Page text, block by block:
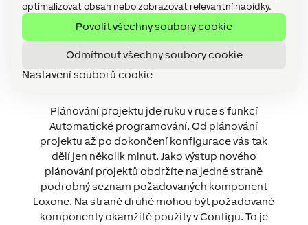
optimalizovat obsah nebo zobrazovat relevantní nabídky.
Povolit všechny soubory cookie
Odmítnout všechny soubory cookie
Nastavení souborů cookie
Nejlepší konfigurace během
chvíle:
Loxone Automatické
programování
Plánování projektu jde ruku v ruce s funkcí
Automatické programování. Od plánování
projektu až po dokončení konfigurace vás tak
dělí jen několik minut. Jako výstup nového
plánování projektů obdržíte na jedné straně
podrobný seznam požadovaných komponent
Loxone. Na straně druhé mohou být požadované
komponenty okamžitě použity v Configu. To je